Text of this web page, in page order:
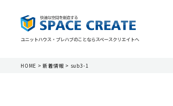
ユニットハウス・プレハブのことならスペースクリエイトへ
HOME >新着情報 > sub3-1